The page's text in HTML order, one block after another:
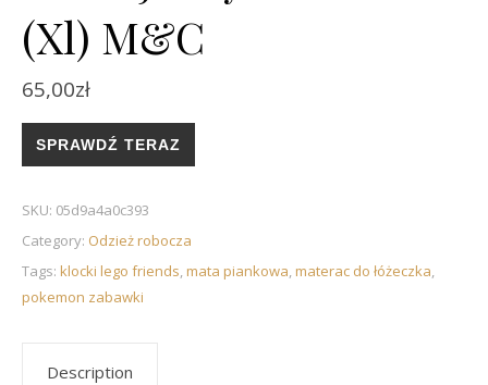
(Xl) M&C
65,00zł
SPRAWDŹ TERAZ
SKU: 05d9a4a0c393
Category: Odzież robocza
Tags: klocki lego friends,mata piankowa,materac do łóżeczka,
pokemon zabawki
Description